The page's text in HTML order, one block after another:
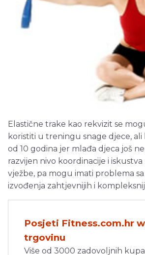
Elastične trake kao rekvizit se
koristiti u treningu snage djece, ali
od 10 godina jer mlađa djeca još
razvijen nivo koordinacije i
vježbe, pa mogu imati problema
izvođenja zahtjevnijih i
Posjeti Fitness.com.hr
trgovinu
Više od 3000 zadovoljnih